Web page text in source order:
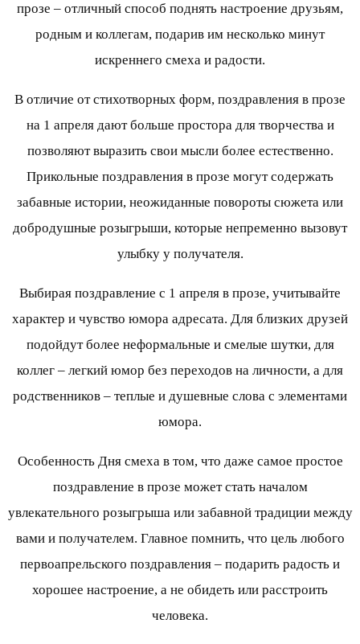
прозе – отличный способ поднять настроение друзьям,
родным и коллегам, подарив им несколько минут
искреннего смеха и радости.
В отличие от стихотворных форм, поздравления в прозе
на 1 апреля дают больше простора для творчества и
позволяют выразить свои мысли более естественно.
Прикольные поздравления в прозе могут содержать
забавные истории, неожиданные повороты сюжета или
добродушные розыгрыши, которые непременно вызовут
улыбку у получателя.
Выбирая поздравление с 1 апреля в прозе, учитывайте
характер и чувство юмора адресата. Для близких друзей
подойдут более неформальные и смелые шутки, для
коллег – легкий юмор без переходов на личности, а для
родственников – теплые и душевные слова с элементами
юмора.
Особенность Дня смеха в том, что даже самое простое
поздравление в прозе может стать началом
увлекательного розыгрыша или забавной традиции между
вами и получателем. Главное помнить, что цель любого
первоапрельского поздравления – подарить радость и
хорошее настроение, а не обидеть или расстроить
человека.